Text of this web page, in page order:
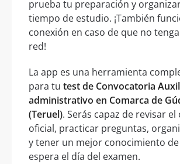
prueba tu preparación y
tiempo de estudio. ¡También
conexión en caso de que no
red!
La app es una herramienta
para tu test de Convocatoria
administrativo en Comarca de
(Teruel). Serás capaz de revisar
oficial, practicar preguntas,
y tener un mejor conocimiento
espera el día del examen.